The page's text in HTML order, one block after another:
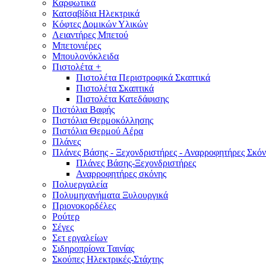
Καρφωτικά
Κατσαβίδια Ηλεκτρικά
Κόφτες Δομικών Υλικών
Λειαντήρες Μπετού
Μπετονιέρες
Μπουλονόκλειδα
Πιστολέτα +
Πιστολέτα Περιστροφικά Σκαπτικά
Πιστολέτα Σκαπτικά
Πιστολέτα Κατεδάφισης
Πιστόλια Βαφής
Πιστόλια Θερμοκόλλησης
Πιστόλια Θερμού Αέρα
Πλάνες
Πλάνες Βάσης - Ξεχονδριστήρες - Αναρροφητήρες
Πλάνες Βάσης-Ξεχονδριστήρες
Αναρροφητήρες σκόνης
Πολυεργαλεία
Πολυμηχανήματα Ξυλουργικά
Πριονοκορδέλες
Ρούτερ
Σέγες
Σετ εργαλείων
Σιδηροπρίονα Ταινίας
Σκούπες Ηλεκτρικές-Στάχτης